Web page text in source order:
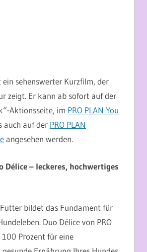
sehenswerter Kurzfilm, der
zeigt. Er kann ab sofort auf der
Aktionsseite, im PRO PLAN You
auch auf der PRO PLAN
angesehen werden.
Délice – leckeres, hochwertiges
bildet das Fundament für
Duo Délice von PRO
100 Prozent für eine